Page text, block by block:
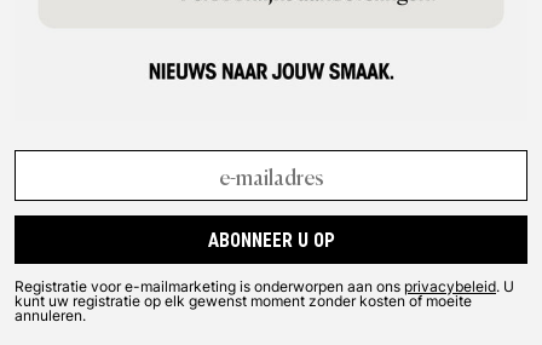
modellen en bringbacks uit de archieven. Alle producten hebben
mix van prestaties en mode. Dat is precies wat New Balance
ABONNEER U OP
Registratie voor e-mailmarketing is onderworpen aan ons privacybeleid. U
kunt uw registratie op elk gewenst moment zonder kosten of moeite
annuleren.